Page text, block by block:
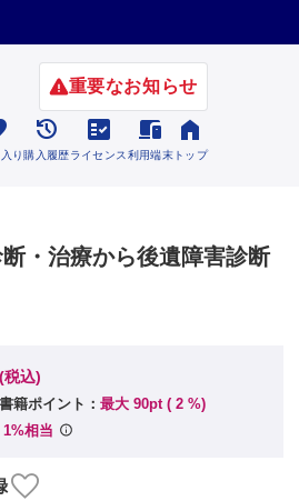
重要なお知らせ
り

購入履歴

ライセンス

利用端末

トップ
・治療から後遺障害診断
(税込)
籍ポイント： 最大 90pt ( 2 %)
1%相当